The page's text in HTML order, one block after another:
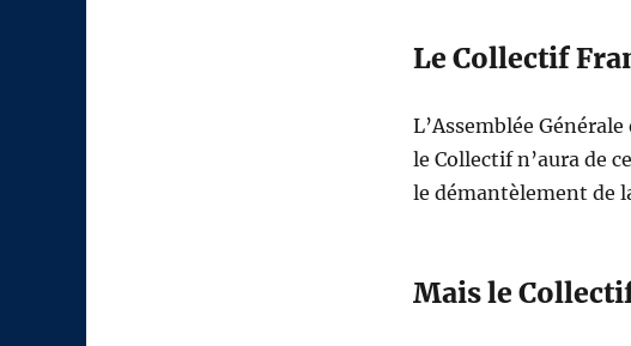
Le Collectif
L’Assemblée
le Collectif n’aura de
le démantèlement de
Mais le